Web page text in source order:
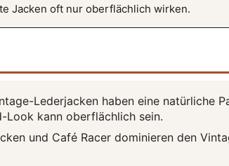
Jacken oft nur oberflächlich wirken.
Lederjacken haben eine natürliche
kann oberflächlich sein.
und Café Racer dominieren den